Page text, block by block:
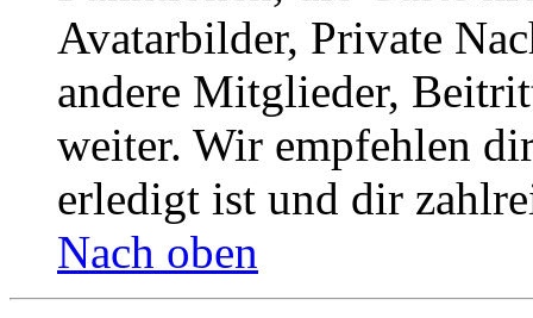
Avatarbilder, Private
andere Mitglieder,
weiter. Wir empfehlen
erledigt ist und dir
Nach oben